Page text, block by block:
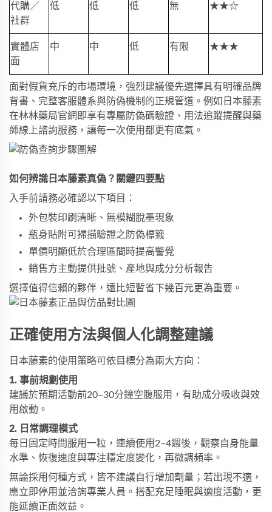
代購／
社群
低 低 低 無 ★★☆
實體店
面
中 中 低 有限 ★★★
面對假貨充斥的市場環境，強烈建議優先選擇具有明確品牌
背書、完整客服體系與防偽機制的正規管道。例如 日本藤素
在林林藥局官網即享有專屬防偽碼驗證、用法追蹤提醒與藥
師線上諮詢服務，讓每一次使用都更有底氣。
如何辨識日本藤素真偽？關鍵四要點
入手前請務必確認以下項目：
外包裝印刷清晰、無模糊脫墨現象
瓶身貼附可掃描驗證之防偽標籤
單價明顯低於合理區間時提高警覺
銷售方主動提供批號、產地與成分分析報告
選擇值得信賴的夥伴，遠比短暫省下幾百元更為重要。
正確使用方法與個人化調整建議
日本藤素的使用策略可依目標分為兩大方向：
1. 事前規劃使用
建議於預期活動前20–30分鐘空腹服用，有助成分吸收與效
用啟動。
2. 日常調理模式
每日固定時間服用一粒，連續使用2–4週後，觀察自身能量
水準、恢復速度與專注穩定度變化，再微調頻率。
無論採用何種方式，皆不建議自行增加劑量；若出現不適，
應立即停用並洽詢專業人員。搭配充足睡眠與適度活動，更
能延續正面效益。